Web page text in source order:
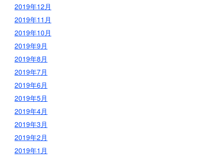
2019年12月
2019年11月
2019年10月
2019年9月
2019年8月
2019年7月
2019年6月
2019年5月
2019年4月
2019年3月
2019年2月
2019年1月